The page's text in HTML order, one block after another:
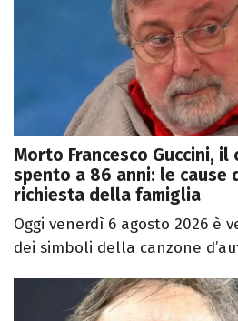
Morto Francesco Guccini,
spento a 86 anni: le cause
richiesta della famiglia
Oggi venerdì 6 agosto 2026 è
dei simboli della canzone